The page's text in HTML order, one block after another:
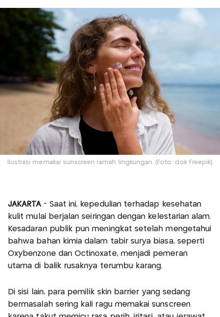
Ilustrasi memakai sunscreen ramah lingkungan. (Foto: dok Freepik)
JAKARTA- Saat ini, kepedulian terhadap kesehatan
kulit mulai berjalan seiringan dengan kelestarian alam.
Kesadaran publik pun meningkat setelah mengetahui
bahwa bahan kimia dalam tabir surya biasa, seperti
Oxybenzone dan Octinoxate, menjadi pemeran
utama di balik rusaknya terumbu karang.
Di sisi lain, para pemilik skin barrier yang sedang
bermasalah sering kali ragu memakai sunscreen